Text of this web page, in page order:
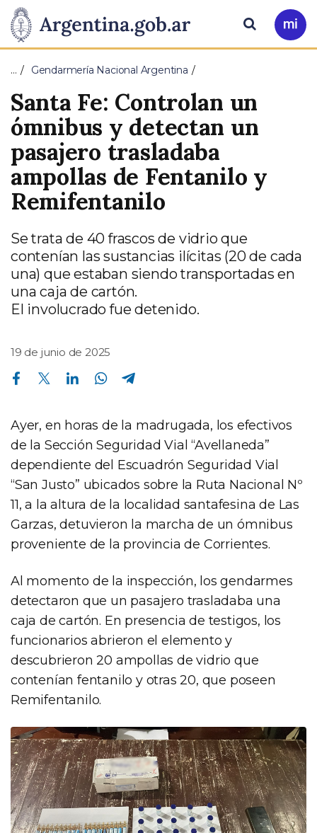
Presidencia
de
la
Nación
Pasar al contenido principal
Ir
a
Buscar
… Gendarmería Nacional Argentina
Santa Fe: Controlan un
ómnibus y detectan un
pasajero trasladaba
ampollas de Fentanilo y
Remifentanilo
Se trata de 40 frascos de vidrio que
contenían las sustancias ilícitas (20 de cada
una) que estaban siendo transportadas en
una caja de cartón.
El involucrado fue detenido.
19 de junio de 2025
Compartir en Facebook Compartir en Twitter Compartir en Linkedin Compartir en Whatsapp
Ayer, en horas de la madrugada, los efectivos
de la Sección Seguridad Vial “Avellaneda”
dependiente del Escuadrón Seguridad Vial
“San Justo” ubicados sobre la Ruta Nacional Nº
11, a la altura de la localidad santafesina de Las
Garzas, detuvieron la marcha de un ómnibus
proveniente de la provincia de Corrientes.
Al momento de la inspección, los gendarmes
detectaron que un pasajero trasladaba una
caja de cartón. En presencia de testigos, los
funcionarios abrieron el elemento y
descubrieron 20 ampollas de vidrio que
contenían fentanilo y otras 20, que poseen
Remifentanilo.